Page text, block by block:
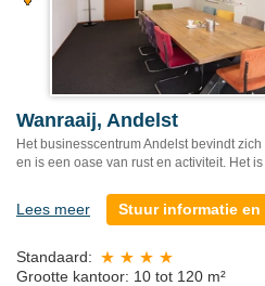
Wanraaij, Andelst
Het businesscentrum Andelst bevindt
en is een oase van rust en activiteit. Het
Lees meer Stuur informatie en
Standaard:
Grootte kantoor: 10 tot 120 m²